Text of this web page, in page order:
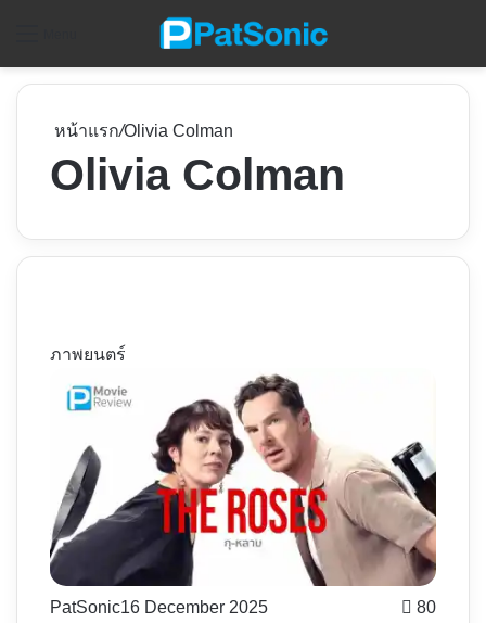
หน้าแรก/Olivia Colman
Olivia Colman
ภาพยนตร์
PatSonic16 December 2025 80